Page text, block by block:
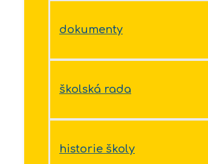
dokumenty
školská rada
historie školy